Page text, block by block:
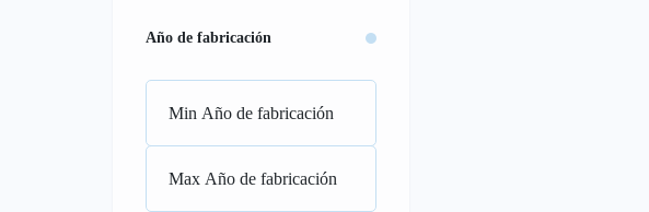
Año de fabricación